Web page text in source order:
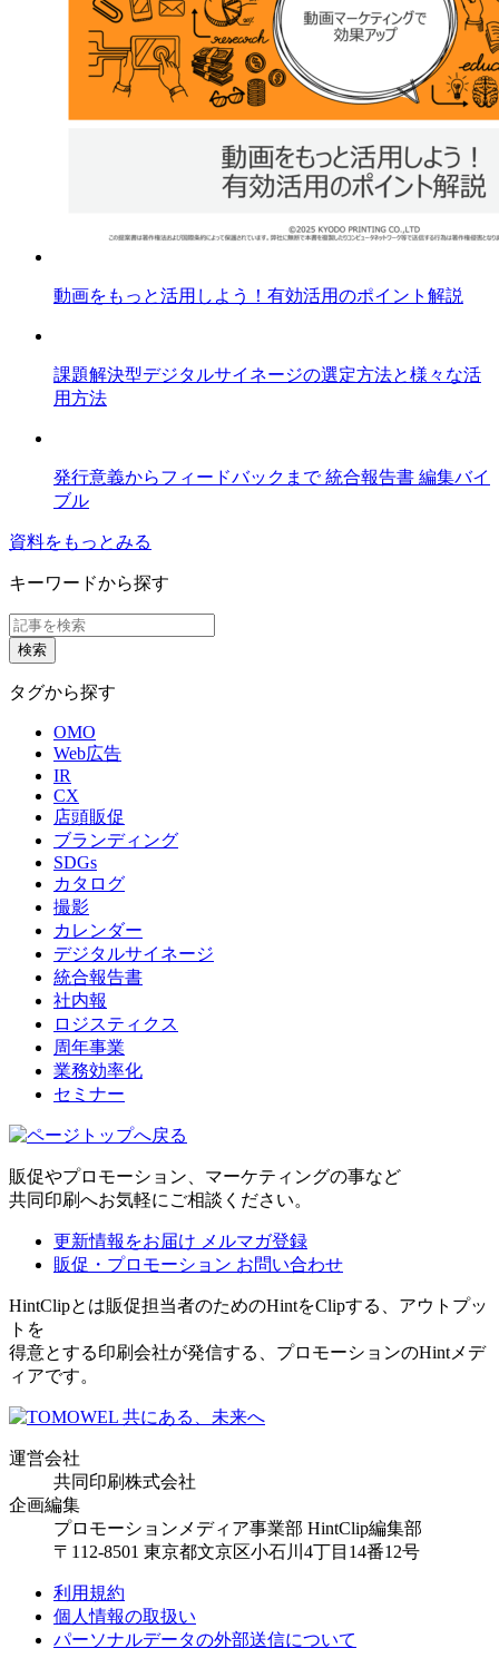
動画をもっと活用しよう！有効活用のポイント解説
課題解決型デジタルサイネージの選定方法と様々な活
用方法
発行意義からフィードバックまで 統合報告書 編集バイ
ブル
資料をもっとみる
キーワードから探す
タグから探す
OMO
Web広告
IR
CX
店頭販促
ブランディング
SDGs
カタログ
撮影
カレンダー
デジタルサイネージ
統合報告書
社内報
ロジスティクス
周年事業
業務効率化
セミナー
販促やプロモーション、マーケティングの事など
共同印刷へお気軽にご相談ください。
更新情報をお届け メルマガ登録
販促・プロモーション お問い合わせ
HintClipとは販促担当者のためのHintをClipする、アウトプッ
トを
得意とする印刷会社が発信する、プロモーションのHintメデ
ィアです。
運営会社
共同印刷株式会社
企画編集
プロモーションメディア事業部 HintClip編集部
〒112-8501 東京都文京区小石川4丁目14番12号
利用規約
個人情報の取扱い
パーソナルデータの外部送信について